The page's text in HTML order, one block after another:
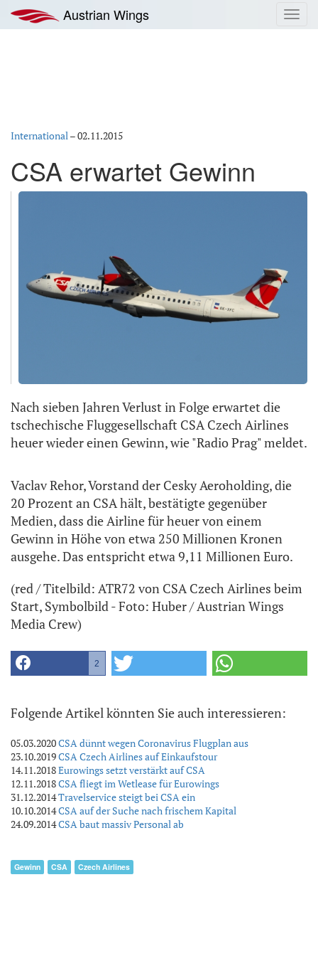
Inhalt
springen
Austrian Wings
International–02.11.2015
CSA erwartet Gewinn
Nach sieben Jahren Verlust in Folge erwartet die
tschechische Fluggesellschaft CSA Czech Airlines
heuer wieder einen Gewinn, wie "Radio Prag" meldet.
Vaclav Rehor, Vorstand der Cesky Aeroholding, die
20 Prozent an CSA hält, bestätigte gegenüber
Medien, dass die Airline für heuer von einem
Gewinn in Höhe von etwa 250 Millionen Kronen
ausgehe. Das entspricht etwa 9,11 Millionen Euro.
(red / Titelbild: ATR72 von CSA Czech Airlines beim
Start, Symbolbild - Foto: Huber / Austrian Wings
Media Crew)
2
Folgende Artikel könnten Sie auch interessieren:
05.03.2020CSA dünnt wegen Coronavirus Flugplan aus
23.10.2019CSA Czech Airlines auf Einkaufstour
14.11.2018Eurowings setzt verstärkt auf CSA
12.11.2018CSA fliegt im Wetlease für Eurowings
31.12.2014Travelservice steigt bei CSA ein
10.10.2014CSA auf der Suche nach frischem Kapital
24.09.2014CSA baut massiv Personal ab
Gewinn CSA Czech Airlines